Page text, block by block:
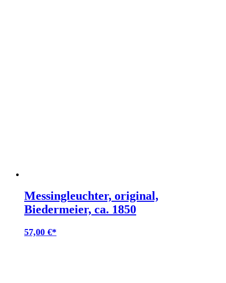
Messingleuchter, original,
Biedermeier, ca. 1850
57,00 €